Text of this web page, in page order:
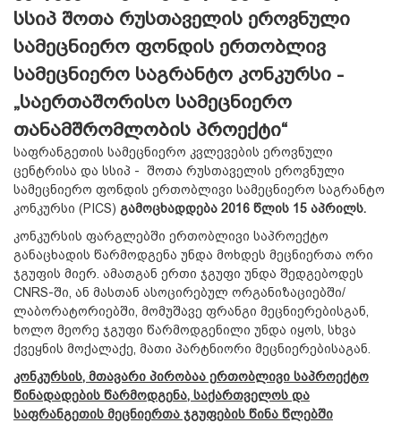
სსიპ შოთა რუსთაველის ეროვნული
სამეცნიერო ფონდის ერთობლივ
სამეცნიერო საგრანტო კონკურსი -
„საერთაშორისო სამეცნიერო
თანამშრომლობის პროექტი“
საფრანგეთის სამეცნიერო კვლევების ეროვნული
ცენტრისა და სსიპ - შოთა რუსთაველის ეროვნული
სამეცნიერო ფონდის ერთობლივი სამეცნიერო საგრანტო
კონკურსი (PICS) გამოცხადდება 2016 წლის 15 აპრილს.
კონკურსის ფარგლებში ერთობლივი საპროექტო
განაცხადის წარმოდგენა უნდა მოხდეს მეცნიერთა ორი
ჯგუფის მიერ. ამათგან ერთი ჯგუფი უნდა შედგებოდეს
CNRS-ში, ან მასთან ასოცირებულ ორგანიზაციებში/
ლაბორატორიებში, მომუშავე ფრანგი მეცნიერებისგან,
ხოლო მეორე ჯგუფი წარმოდგენილი უნდა იყოს, სხვა
ქვეყნის მოქალაქე, მათი პარტნიორი მეცნიერებისაგან.
კონკურსის, მთავარი პირობაა ერთობლივი საპროექტო
წინადადების წარმოდგენა, საქართველოს და
საფრანგეთის მეცნიერთა ჯგუფების წინა წლებში